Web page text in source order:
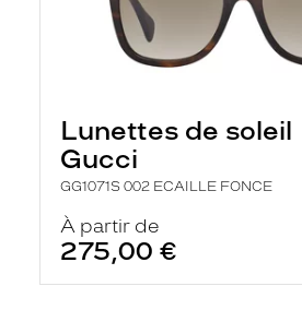
Lunettes de soleil
Gucci
GG1071S 002 ECAILLE FONCE
À partir de
275,00 €